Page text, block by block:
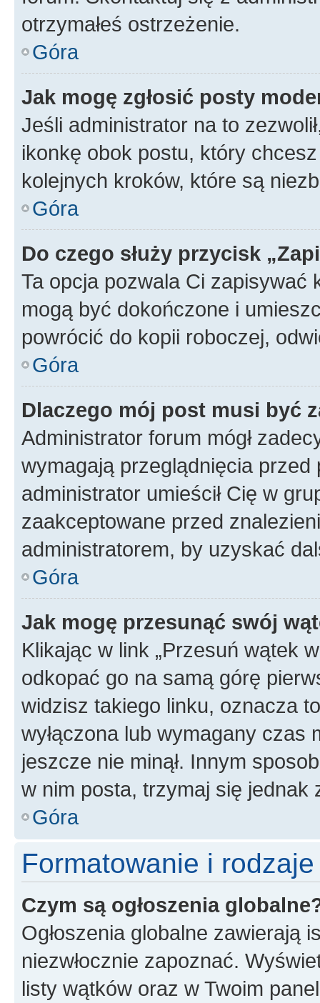
otrzymałeś ostrzeżenie.
Góra
Jak mogę zgłosić posty
Jeśli administrator na to
ikonkę obok postu, który
kolejnych kroków, które są
Góra
Do czego służy przycisk
Ta opcja pozwala Ci zapisywać
mogą być dokończone i
powrócić do kopii roboczej,
Góra
Dlaczego mój post musi być
Administrator forum mógł
wymagają przeglądnięcia
administrator umieścił Cię w
zaakceptowane przed
administratorem, by uzyskać
Góra
Jak mogę przesunąć swój
Klikając w link „Przesuń wątek
odkopać go na samą górę
widzisz takiego linku, oznacza
wyłączona lub wymagany czas
jeszcze nie minął. Innym
w nim posta, trzymaj się jednak
Góra
Formatowanie i
Czym są ogłoszenia
Ogłoszenia globalne zawierają
niezwłocznie zapoznać.
listy wątków oraz w Twoim